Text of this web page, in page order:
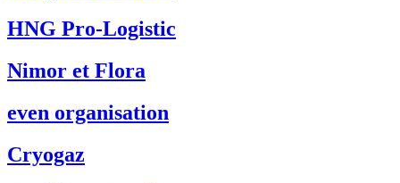
HNG Pro-Logistic
Nimor et Flora
even organisation
Cryogaz